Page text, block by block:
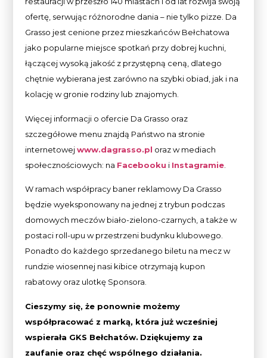
ofertę, serwując różnorodne dania – nie tylko pizze. Da
Grasso jest cenione przez mieszkańców Bełchatowa
jako popularne miejsce spotkań przy dobrej kuchni,
łączącej wysoką jakość z przystępną ceną, dlatego
chętnie wybierana jest zarówno na szybki obiad, jak i na
kolację w gronie rodziny lub znajomych.
Więcej informacji o ofercie Da Grasso oraz
szczegółowe menu znajdą Państwo na stronie
internetowejwww.dagrasso.pl oraz w mediach
społecznościowych: na Facebooku i Instagramie
W ramach współpracy baner reklamowy Da Grasso
będzie wyeksponowany na jednej z trybun podczas
domowych meczów biało-zielono-czarnych, a także w
postaci roll-upu w przestrzeni budynku klubowego.
Ponadto do każdego sprzedanego biletu na mecz w
rundzie wiosennej nasi kibice otrzymają kupon
rabatowy oraz ulotkę Sponsora.
Cieszymy się, że ponownie możemy
współpracować z marką, która już wcześniej
wspierała GKS Bełchatów. Dziękujemy za
zaufanie oraz chęć wspólnego działania.